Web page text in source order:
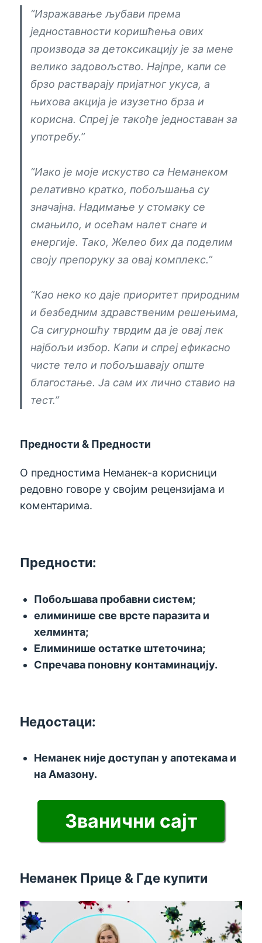
“Изражавање љубави према
једноставности коришћења ових
производа за детоксикацију је за мене
велико задовољство. Најпре, капи се
брзо растварају пријатног укуса, а
њихова акција је изузетно брза и
корисна. Спреј је такође једноставан за
употребу.”
“Иако је моје искуство са Неманеком
релативно кратко, побољшања су
значајна. Надимање у стомаку се
смањило, и осећам налет снаге и
енергије. Тако, Желео бих да поделим
своју препоруку за овај комплекс.”
“Као неко ко даје приоритет природним
и безбедним здравственим решењима,
Са сигурношћу тврдим да је овај лек
најбољи избор. Капи и спреј ефикасно
чисте тело и побољшавају опште
благостање. Ја сам их лично ставио на
тест.”
Предности & Предности
О предностима Неманек-а корисници
редовно говоре у својим рецензијама и
коментарима.
Предности:
Побољшава пробавни систем;
елиминише све врсте паразита и
хелминта;
Елиминише остатке штеточина;
Спречава поновну контаминацију.
Недостаци:
Неманек није доступан у апотекама и
на Амазону.
Званични сајт
Неманек Прице & Где купити